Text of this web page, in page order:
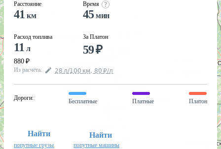
Расстояние
41 км
Расход топлива
11 л
880 ₽
Время
45 мин
За Платон
59₽
Из расчёта: 28 л/100 км, 80 ₽/л
Дороги:
Бесплатные Платные Платон
Найти
попутные грузы
Найти
попутные машины